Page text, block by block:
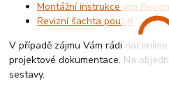
Montážní instrukce pro
Revizní šachta použití
V případě zájmu Vám rádi
projektové dokumentace. Na
sestavy.